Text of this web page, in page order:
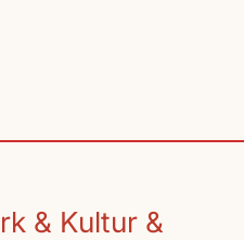
& Kultur &